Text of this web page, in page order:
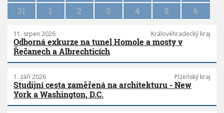
31
1 2 3 4 5 6
11. srpen 2026 Královéhradecký kraj
Odborná exkurze na tunel Homole a mosty v
Řečanech a Albrechticích
1. září 2026 Plzeňský kraj
Studijní cesta zaměřená na architekturu - New
York a Washington, D.C.